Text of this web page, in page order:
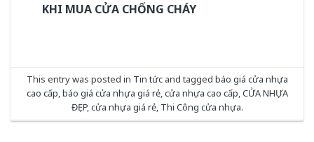
KHI MUA CỬA CHỐNG CHÁY
This entry was posted in Tin tứcand tagged báo giá cửa nhựa
cao cấp,báo giá cửa nhựa giá rẻ,cửa nhựa cao cấp,CỬA NHỰA
ĐẸP,cửa nhựa giá rẻ, Thi Công cửa nhựa.